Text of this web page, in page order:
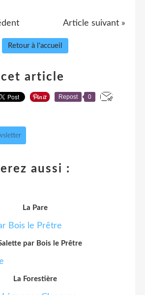
Article suivant »
Retour à l'accueil
cet article
Repost 0
aussi :
La Pare
par Bois le Prêtre
La Forestière